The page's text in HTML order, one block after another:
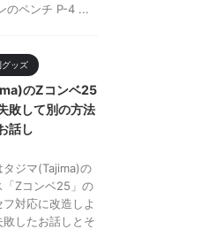
のペンチ P-4 ...
グッズ
のZコンベ25
敗して別の方法
話し
ジマ(Tajima)の
「Zコンベ25」の
対応に改造しよ
敗したお話しとそ